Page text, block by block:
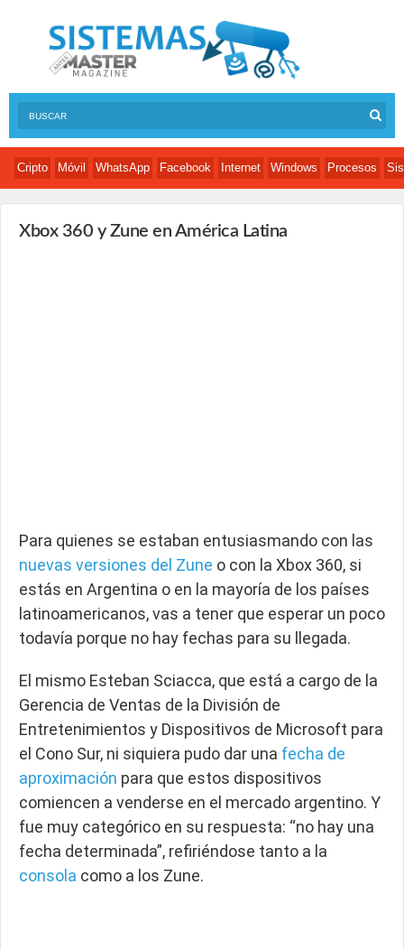
Cripto Móvil WhatsApp Facebook Internet Windows Procesos
Xbox 360 y Zune en América Latina
Para quienes se estaban entusiasmando con las
nuevas versiones del Zune o con la Xbox 360, si
estás en Argentina o en la mayoría de los países
latinoamericanos, vas a tener que esperar un poco
todavía porque no hay fechas para su llegada.
El mismo Esteban Sciacca, que está a cargo de la
Gerencia de Ventas de la División de
Entretenimientos y Dispositivos de Microsoft para
el Cono Sur, ni siquiera pudo dar una fecha de
aproximación para que estos dispositivos
comiencen a venderse en el mercado argentino. Y
fue muy categórico en su respuesta: “no hay una
fecha determinada”, refiriéndose tanto a la
consola como a los Zune.